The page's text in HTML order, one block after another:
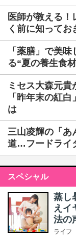
医師が教える
く前に知って
「薬膳」で美
る“夏の養生食
ミセス大森元貴
「昨年末の紅
は
三山凌輝の「あ
道…フードライ
スペシャル
蒸し
えイ
法の
ライフ